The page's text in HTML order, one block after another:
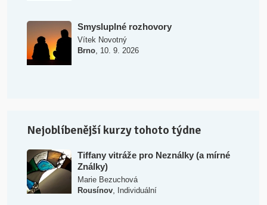
Smysluplné rozhovory
Vítek Novotný
Brno, 10. 9. 2026
Nejoblíbenější kurzy tohoto týdne
Tiffany vitráže pro Neználky (a mírné
Ználky)
Marie Bezuchová
Rousínov, Individuální